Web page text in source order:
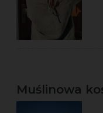
Muślinowa